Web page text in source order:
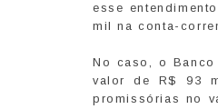
esse
mil na conta-
No caso, o Banco
valor de R$ 93
promissórias no